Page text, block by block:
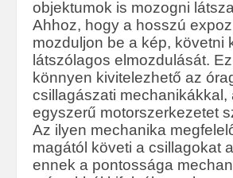
objektumok is mozogni
Ahhoz, hogy a hosszú
mozduljon be a kép, követni
látszólagos elmozdulását.
könnyen kivitelezhető az
csillagászati mechanikákkal,
egyszerű motorszerkezetet
Az ilyen mechanika
magától követi a csillagokat
ennek a pontossága